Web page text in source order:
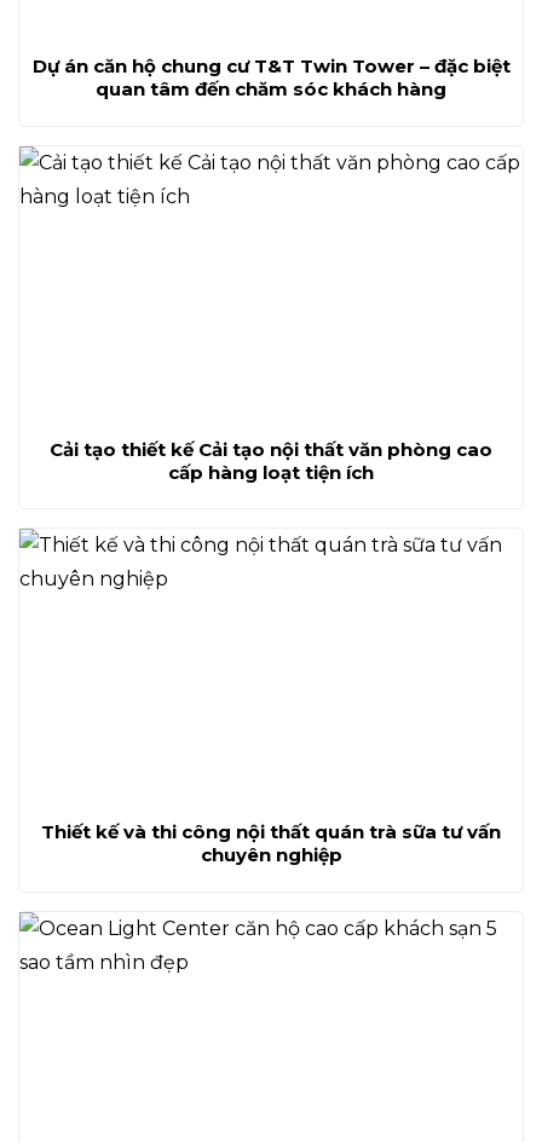
Dự án căn hộ chung cư T&T Twin Tower – đặc biệt
quan tâm đến chăm sóc khách hàng
Cải tạo thiết kế Cải tạo nội thất văn phòng cao
cấp hàng loạt tiện ích
Thiết kế và thi công nội thất quán trà sữa tư vấn
chuyên nghiệp